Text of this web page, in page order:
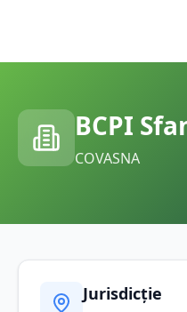
BCPI
COVASNA
Jurisdicție